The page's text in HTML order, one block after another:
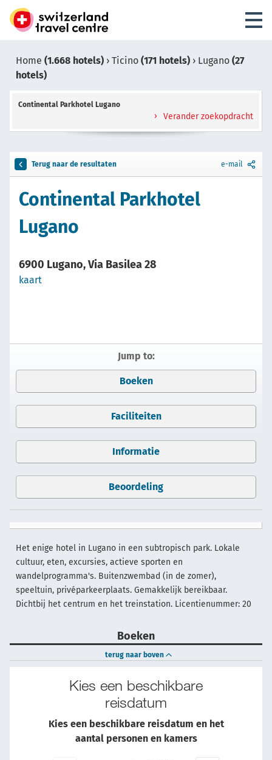
Home (1.668 hotels) › Ticino (171 hotels) › Lugano (27
hotels)
Continental Parkhotel Lugano
Verander zoekopdracht
Terug naar de resultaten e-mail
Continental Parkhotel
Lugano
6900 Lugano, Via Basilea 28
kaart
Jump to:
Boeken
Faciliteiten
Informatie
Beoordeling
Het enige hotel in Lugano in een subtropisch park. Lokale
cultuur, eten, excursies, actieve sporten en
wandelprogramma's. Buitenzwembad (in de zomer),
speeltuin, privéparkeerplaats. Gemakkelijk bereikbaar.
Dichtbij het centrum en het treinstation. Licentienummer: 20
Boeken
terug naar boven
Kies een beschikbare
reisdatum
Kies een beschikbare reisdatum en het
aantal personen en kamers